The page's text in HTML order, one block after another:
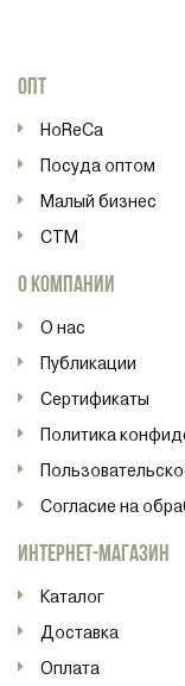
ОПТ
HoReCa
Посуда оптом
Малый бизнес
СТМ
О КОМПАНИИ
О нас
Публикации
Сертификаты
Политика
Согласие на
ИНТЕРНЕТ-МАГАЗИН
Каталог
Доставка
Оплата